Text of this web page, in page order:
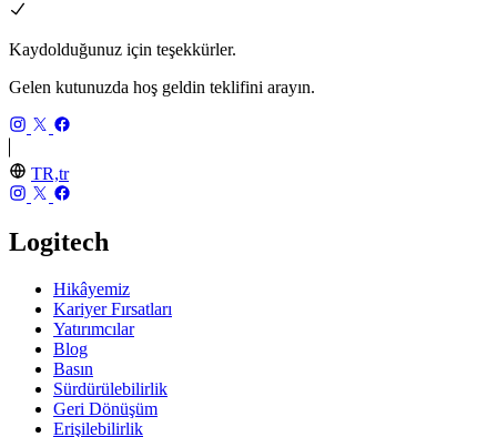
Kaydolduğunuz için teşekkürler.
Gelen kutunuzda hoş geldin teklifini arayın.
TR,tr
Logitech
Hikâyemiz
Kariyer Fırsatları
Yatırımcılar
Blog
Basın
Sürdürülebilirlik
Geri Dönüşüm
Erişilebilirlik